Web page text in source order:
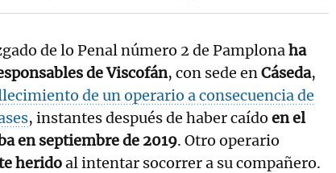
de lo Penal número 2 de Pamplonaha
de Viscofán, con sede enCáseda,
de un operario a consecuencia de
, instantes después de haber caído en el
en septiembre de 2019. Otro operario
heridoal intentar socorrer a su compañero.